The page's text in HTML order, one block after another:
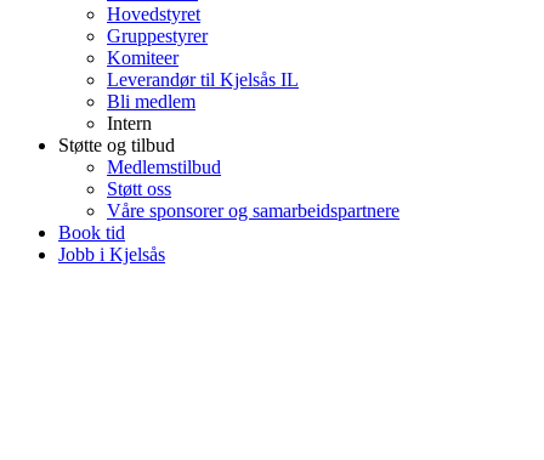
Hovedstyret
Gruppestyrer
Komiteer
Leverandør til Kjelsås IL
Bli medlem
Intern
Støtte og tilbud
Medlemstilbud
Støtt oss
Våre sponsorer og samarbeidspartnere
Book tid
Jobb i Kjelsås